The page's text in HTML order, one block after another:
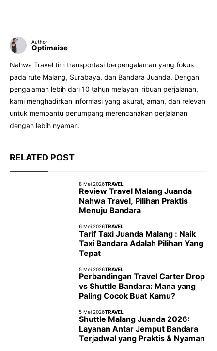
Author
Optimaise
Nahwa Travel tim transportasi berpengalaman yang fokus
pada rute Malang, Surabaya, dan Bandara Juanda. Dengan
pengalaman lebih dari 10 tahun melayani ribuan perjalanan,
kami menghadirkan informasi yang akurat, aman, dan relevan
untuk membantu penumpang merencanakan perjalanan
dengan lebih nyaman.
RELATED POST
8 Mei 2026TRAVEL
Review Travel Malang Juanda
Nahwa Travel, Pilihan Praktis
Menuju Bandara
6 Mei 2026TRAVEL
Tarif Taxi Juanda Malang : Naik
Taxi Bandara Adalah Pilihan Yang
Tepat
5 Mei 2026TRAVEL
Perbandingan Travel Carter Drop
vs Shuttle Bandara: Mana yang
Paling Cocok Buat Kamu?
5 Mei 2026TRAVEL
Shuttle Malang Juanda 2026:
Layanan Antar Jemput Bandara
Terjadwal yang Praktis & Nyaman